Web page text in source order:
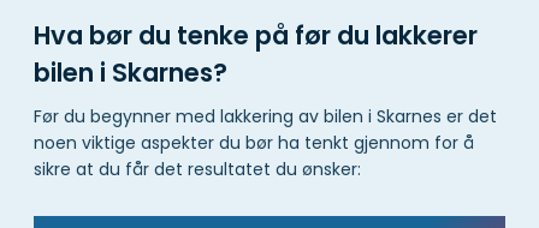
Hva bør du tenke på før du lakkerer
bilen i Skarnes?
Før du begynner med lakkering av bilen i Skarnes er det
noen viktige aspekter du bør ha tenkt gjennom for å
sikre at du får det resultatet du ønsker: